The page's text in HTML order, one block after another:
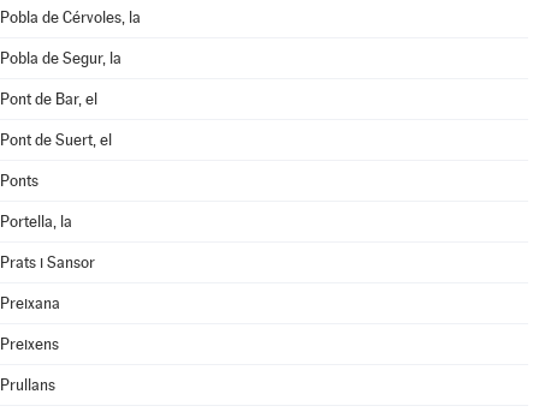
Pobla de Cérvoles, la
Pobla de Segur, la
Pont de Bar, el
Pont de Suert, el
Ponts
Portella, la
Prats i Sansor
Preixana
Preixens
Prullans